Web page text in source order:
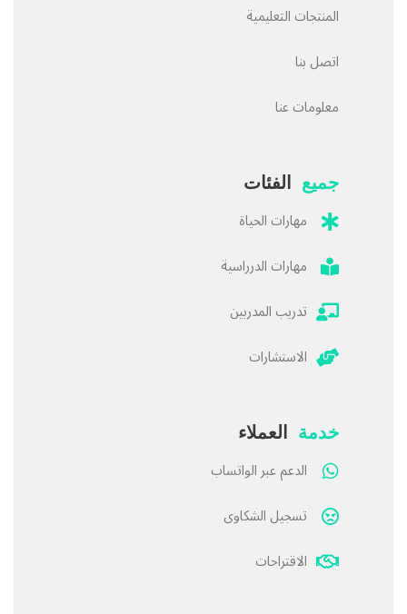
المنتجات التعليمية
اتصل بنا
معلومات عنا
جميع الفئات
مهارات الحياة
مهارات الدرراسية
تدريب المدربين
الاستشارات
خدمة العملاء
الدعم عبر الواتساب
تسجيل الشكاوى
الاقتراحات